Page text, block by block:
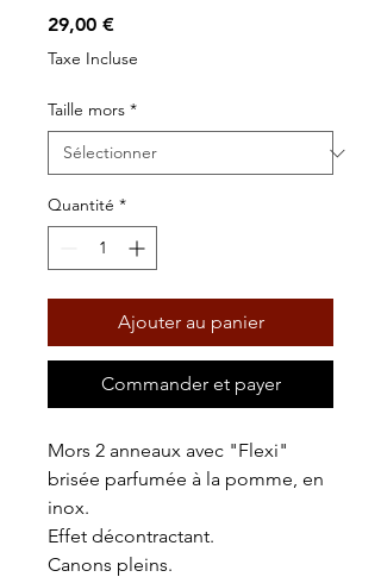
29,00 €Prix
Taxe Incluse
Taille mors *
Quantité *
Ajouter au panier
Commander et payer
Mors 2 anneaux avec "Flexi"
brisée parfumée à la pomme, en
inox.
Effet décontractant.
Canons pleins.